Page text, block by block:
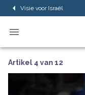
Visie voor Israël
Artikel 4 van 12